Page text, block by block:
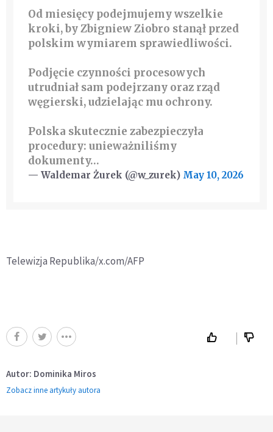
Od miesięcy podejmujemy wszelkie
kroki, by Zbigniew Ziobro stanął przed
polskim wymiarem sprawiedliwości.
Podjęcie czynności procesowych
utrudniał sam podejrzany oraz rząd
węgierski, udzielając mu ochrony.
Polska skutecznie zabezpieczyła
procedury: unieważniliśmy
dokumenty…
— Waldemar Żurek (@w_zurek) May 10, 2026
Telewizja Republika/x.com/AFP
Autor: Dominika Miros
Zobacz inne artykuły autora